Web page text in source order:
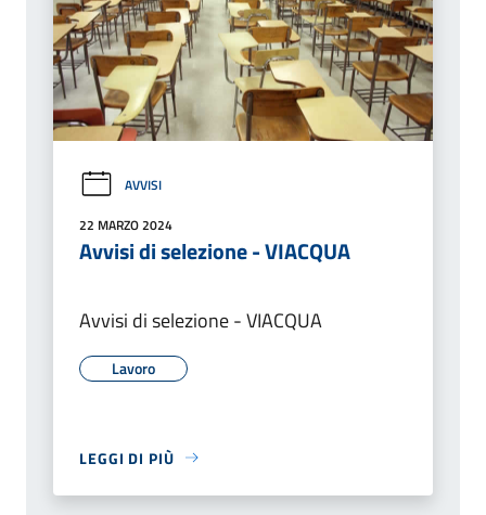
AVVISI
22 MARZO 2024
Avvisi di selezione - VIACQUA
Avvisi di selezione - VIACQUA
Lavoro
LEGGI DI PIÙ